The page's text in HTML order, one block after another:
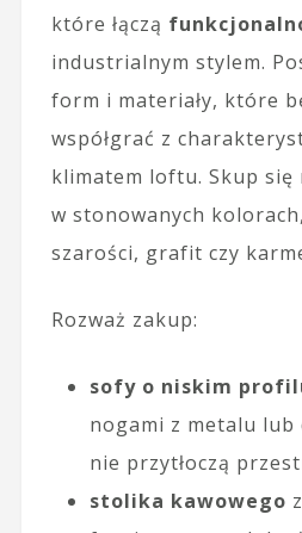
które łączą
industrialnym stylem.
form i materiały, które
współgrać z
klimatem loftu. Skup się
w stonowanych
szarości, grafit czy
Rozważ zakup:
sofy o niskim
nogami z metalu
nie przytłoczą
stolika kawowego